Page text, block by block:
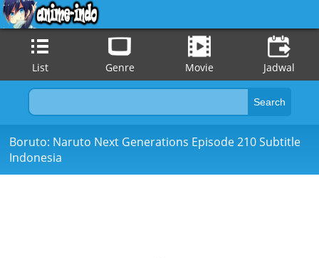
List Genre Movie Jadwal
Boruto: Naruto Next Generations Episode 210 Subtitle
Indonesia